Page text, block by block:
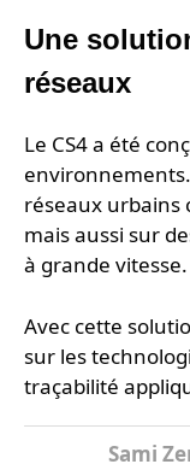
Une
réseaux
Le CS4 a été
réseaux urbains
mais aussi sur
à grande vitesse.
Avec cette
sur les
traçabilité
Sami